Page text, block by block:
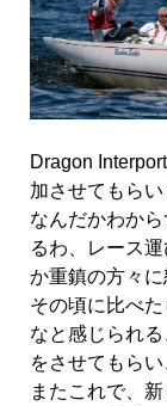
Dragon
加させてもら
なんだかわか
るわ、レース
か重鎮の方々に
その頃に比べ
なと感じられ
をさせてもらい
またこれで、